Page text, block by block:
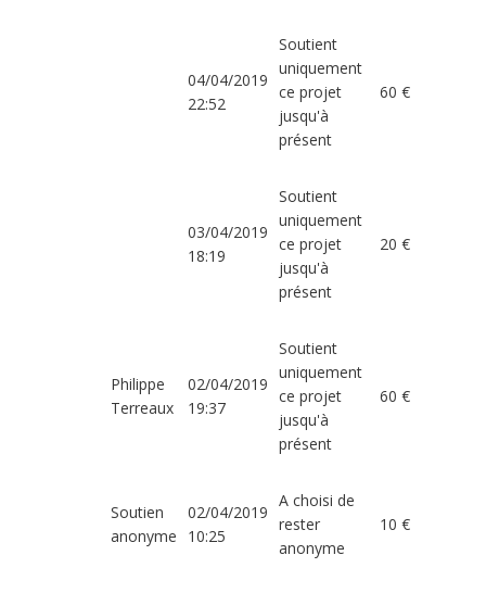
04/04/2019
22:52
Soutient
uniquement
ce projet
jusqu'à
présent
60 €
03/04/2019
18:19
Soutient
uniquement
ce projet
jusqu'à
présent
20 €
Philippe
Terreaux
02/04/2019
19:37
Soutient
uniquement
ce projet
jusqu'à
présent
60 €
Soutien
anonyme
02/04/2019
10:25
A choisi de
rester
anonyme
10 €